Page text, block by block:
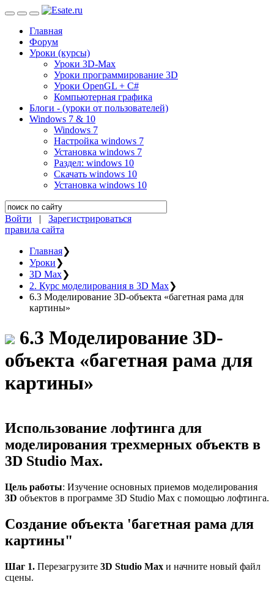
Главная
Форум
Уроки (курсы)
Уроки 3D-Max
Уроки программирование 3D
Уроки OpenGL + C#
Компьютерная графика
Блоги - (уроки от пользователей)
Windows 7 & 10
Windows 7
Настройка windows 7
Установка windows 7
Раздел: windows 10
Скачать windows 10
Установка windows 10
Войти | Зарегистрироваться
правила сайта
Главная❯
Уроки❯
3D Max❯
2. Курс моделирования в 3D Max❯
6.3 Моделирование 3D-объекта «багетная рама для
картины»
6.3 Моделирование 3D-
объекта «багетная рама для
картины»
Использование лофтинга для
моделирования трехмерных объектв в
3D Studio Max.
Цель работы: Изучение основных приемов моделирования
3D объектов в программе 3D Studio Max с помощью лофтинга.
Создание объекта 'багетная рама для
картины"
Шаг 1. Перезагрузите 3D Studio Max и начните новый файл
сцены.